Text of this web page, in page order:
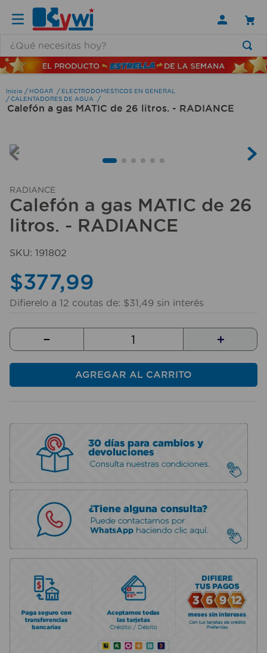
HOGAR
ELECTRODOMESTICOS EN GENERAL
CALENTADORES DE AGUA
Calefón a gas MATIC de 26 litros. - RADIANCE
RADIANCE
Calefón a gas MATIC de 26
litros. - RADIANCE
SKU: 191802
$377,99
Difierelo a 12 coutas de: $31,49 sin interés
＋
－
AGREGAR AL CARRITO
TÉRMINOS MÁS BUSCADOS
1 .
lamparas
2.
ducha
4.
6.
organizador
7.
aspiradora
8 .
cerradura
9.
taladro
10. sillas